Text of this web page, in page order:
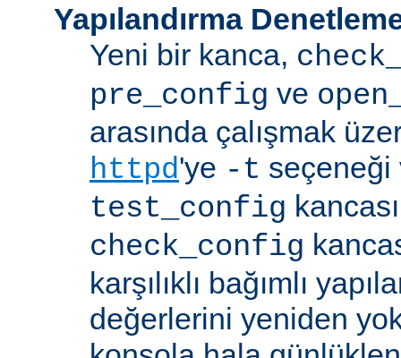
Yapılandırma
Yeni bir kanca,
pre_config ve
arasında çalışmak
httpd'ye -t seçeneği
test_config
check_config
karşılıklı bağımlı
değerlerini yeniden